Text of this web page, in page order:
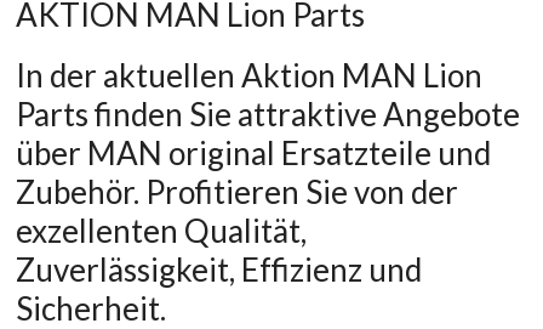
MG
AKTION MAN Lion Parts
In der aktuellen Aktion MAN Lion
Parts finden Sie attraktive Angebote
über MAN original Ersatzteile und
Zubehör. Profitieren Sie von der
exzellenten Qualität,
Zuverlässigkeit, Effizienz und
Sicherheit.